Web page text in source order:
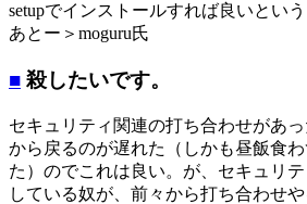
setupでインストールすれば良いとい
あとー＞moguru氏
■ 殺したいです。
セキュリティ関連の打ち合わせがあ
から戻るのが遅れた（しかも昼飯食
た）のでこれは良い。が、セキュリ
している奴が、前々から打ち合わせ